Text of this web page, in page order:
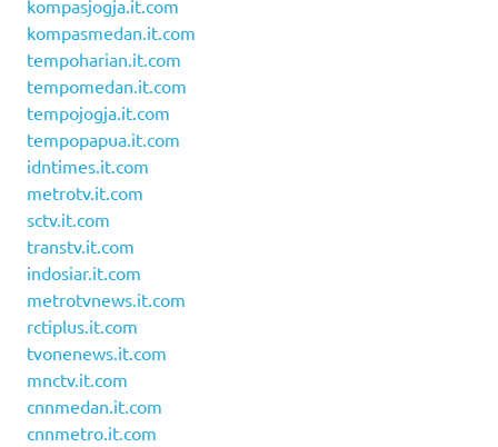
kompasjogja.it.com
kompasmedan.it.com
tempoharian.it.com
tempomedan.it.com
tempojogja.it.com
tempopapua.it.com
idntimes.it.com
metrotv.it.com
sctv.it.com
transtv.it.com
indosiar.it.com
metrotvnews.it.com
rctiplus.it.com
tvonenews.it.com
mnctv.it.com
cnnmedan.it.com
cnnmetro.it.com